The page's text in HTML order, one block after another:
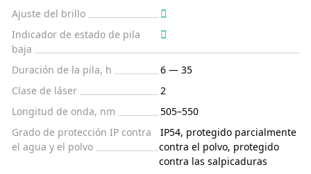
Ajuste del brillo
Indicador de estado de pila
baja
Duración de la pila, h
6 — 35
Clase de láser
2
Longitud de onda, nm
505–550
Grado de protección IP contra
el agua y el polvo
IP54, protegido parcialmente
contra el polvo, protegido
contra las salpicaduras